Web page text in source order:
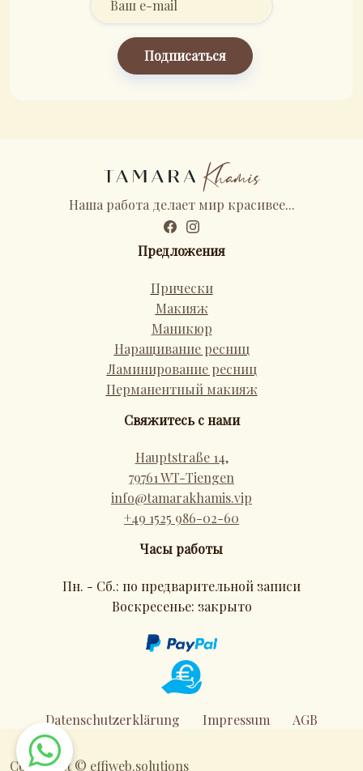
Подписаться
Предложения
Прически
Макияж
Маникюр
Наращивание ресниц
Ламинирование ресниц
Перманентный макияж
Свяжитесь с нами
Hauptstraße 14,
79761 WT-Tiengen
info@tamarakhamis.vip
+49 1525 986-02-60
Часы работы
Пн. - Сб.: по предварительной записи
Воскресенье: закрыто
Наша работа делает мир красивее...
Datenschutzerklärung Impressum AGB
Copyright © effiweb.solutions